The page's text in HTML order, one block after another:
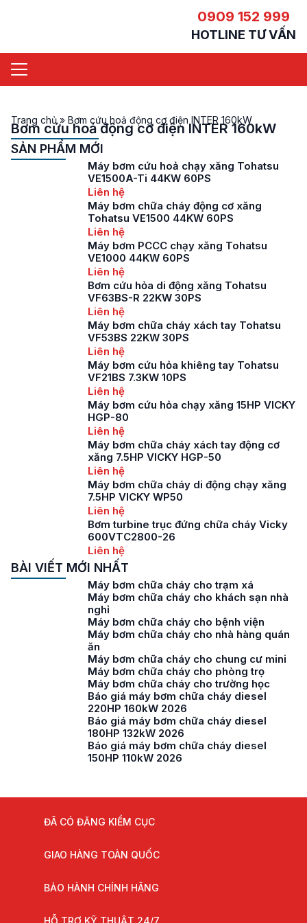
0909 152 999
HOTLINE TƯ VẤN
Trang chủ» Bơm cứu hoả động cơ điện INTER 160kW
Bơm cứu hoả động cơ điện INTER 160kW
SẢN PHẨM MỚI
Máy bơm cứu hoả chạy xăng Tohatsu
VE1500A-Ti 44KW 60PS
Liên hệ
Máy bơm chữa cháy động cơ xăng
Tohatsu VE1500 44KW 60PS
Liên hệ
Máy bơm PCCC chạy xăng Tohatsu
VE1000 44KW 60PS
Liên hệ
Bơm cứu hỏa di động xăng Tohatsu
VF63BS-R 22KW 30PS
Liên hệ
Máy bơm chữa cháy xách tay Tohatsu
VF53BS 22KW 30PS
Liên hệ
Máy bơm cứu hỏa khiêng tay Tohatsu
VF21BS 7.3KW 10PS
Liên hệ
Máy bơm cứu hỏa chạy xăng 15HP VICKY
HGP-80
Liên hệ
Máy bơm chữa cháy xách tay động cơ
xăng 7.5HP VICKY HGP-50
Liên hệ
Máy bơm chữa cháy di động chạy xăng
7.5HP VICKY WP50
Liên hệ
Bơm turbine trục đứng chữa cháy Vicky
600VTC2800-26
Liên hệ
BÀI VIẾT MỚI NHẤT
Máy bơm chữa cháy cho trạm xá
Máy bơm chữa cháy cho khách sạn nhà
nghỉ
Máy bơm chữa cháy cho bệnh viện
Máy bơm chữa cháy cho nhà hàng quán
ăn
Máy bơm chữa cháy cho chung cư mini
Máy bơm chữa cháy cho phòng trọ
Máy bơm chữa cháy cho trường học
Báo giá máy bơm chữa cháy diesel
220HP 160kW 2026
Báo giá máy bơm chữa cháy diesel
180HP 132kW 2026
Báo giá máy bơm chữa cháy diesel
150HP 110kW 2026
ĐÃ CÓ ĐĂNG KIỂM CỤC
GIAO HÀNG TOÀN QUỐC
BẢO HÀNH CHÍNH HÃNG
HỖ TRỢ KỸ THUẬT 24/7